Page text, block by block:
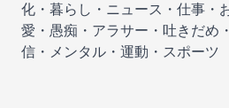
化・暮らし・ニュース・仕事・
愛・愚痴・アラサー・吐きだめ
信・メンタル・運動・スポーツ